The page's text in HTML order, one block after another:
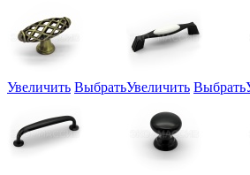
Увеличить ВыбратьУвеличить Выбрать